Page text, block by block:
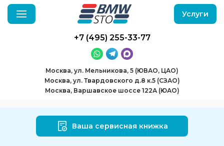
+7 (495) 255-33-77
Москва, ул. Мельникова, 5 (ЮВАО, ЦАО)
Москва, ул. Твардовского д.8 к.5 (СЗАО)
Москва, Варшавское шоссе 122А (ЮАО)
Услуги
Ваша сервисная книжка